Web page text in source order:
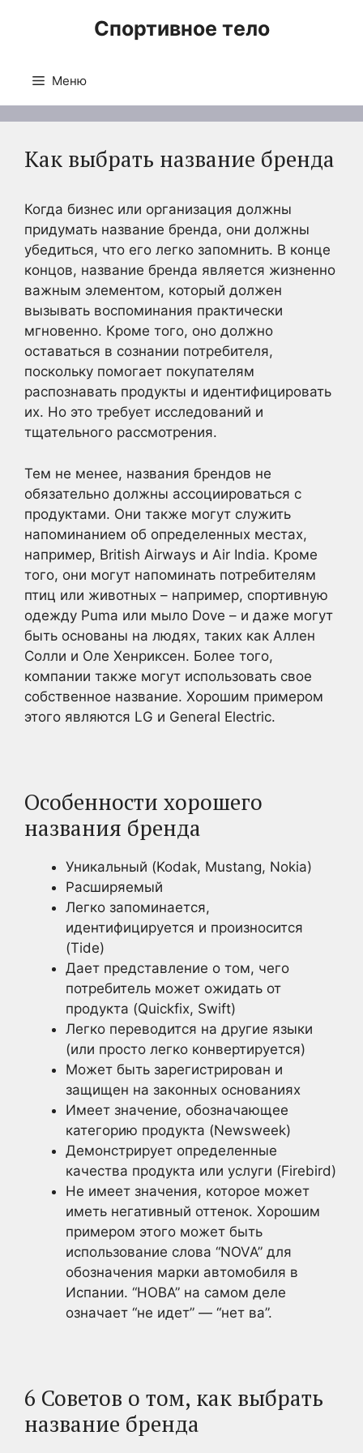
Спортивное тело
Меню
Как выбрать название бренда
Когда бизнес или организация должны
придумать название бренда, они должны
убедиться, что его легко запомнить. В конце
концов, название бренда является жизненно
важным элементом, который должен
вызывать воспоминания практически
мгновенно. Кроме того, оно должно
оставаться в сознании потребителя,
поскольку помогает покупателям
распознавать продукты и идентифицировать
их. Но это требует исследований и
тщательного рассмотрения.
Тем не менее, названия брендов не
обязательно должны ассоциироваться с
продуктами. Они также могут служить
напоминанием об определенных местах,
например, British Airways и Air India. Кроме
того, они могут напоминать потребителям
птиц или животных – например, спортивную
одежду Puma или мыло Dove – и даже могут
быть основаны на людях, таких как Аллен
Солли и Оле Хенриксен. Более того,
компании также могут использовать свое
собственное название. Хорошим примером
этого являются LG и General Electric.
Особенности хорошего
названия бренда
Уникальный (Kodak, Mustang, Nokia)
Расширяемый
Легко запоминается,
идентифицируется и произносится
(Tide)
Дает представление о том, чего
потребитель может ожидать от
продукта (Quickfix, Swift)
Легко переводится на другие языки
(или просто легко конвертируется)
Может быть зарегистрирован и
защищен на законных основаниях
Имеет значение, обозначающее
категорию продукта (Newsweek)
Демонстрирует определенные
качества продукта или услуги (Firebird)
Не имеет значения, которое может
иметь негативный оттенок. Хорошим
примером этого может быть
использование слова “NOVA” для
обозначения марки автомобиля в
Испании. “НОВА” на самом деле
означает “не идет” — “нет ва”.
6 Советов о том, как выбрать
название бренда